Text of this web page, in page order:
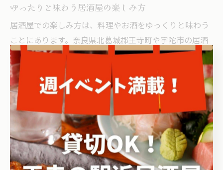
ゆったりと味わう居酒屋の楽しみ方
居酒屋での楽しみ方は、料理やお酒をゆっくりと味わう
ことにあります。奈良県北葛城郡王寺町や宇陀市の居酒
屋では、地元の新鮮な食材を使った和食や地酒が豊富に
揃っています。おすすめは、季節ごとのおすすめメニュ
ーや地元の銘酒を少しずつ楽しむこと。落ち着いた空間
で、料理とお酒の相性を確かめながら味わうことで、心
身ともにリフレッシュできる時間となります。
ほっとできる居酒屋空間の条件とは
ほっとできる居酒屋空間には、静けさ・適度なプライバ